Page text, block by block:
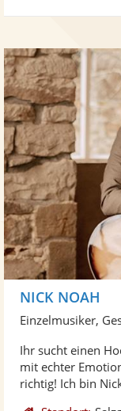
NICK NOAH
Einzelmusiker,
Ihr sucht einen
mit echter
richtig! Ich bin